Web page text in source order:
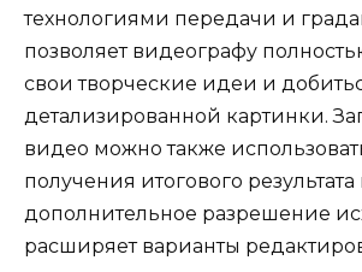
технологиями передачи и
позволяет видеографу
свои творческие идеи и
детализированной картинки.
видео можно также
получения итогового
дополнительное разрешение
расширяет варианты